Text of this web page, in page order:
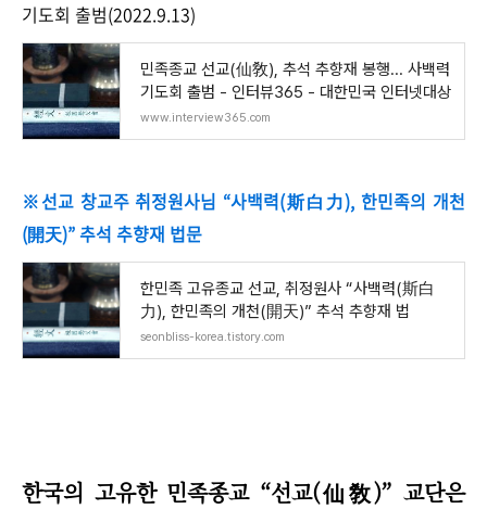
기도회 출범(2022.9.13)
민족종교 선교(仙敎), 추석 추향재 봉행... 사백력
기도회 출범 - 인터뷰365 - 대한민국 인터넷대상
www.interview365.com
※선교 창교주 취정원사님 “사백력(斯白力), 한민족의 개천
(開天)” 추석 추향재 법문
한민족 고유종교 선교, 취정원사 “사백력(斯白
力), 한민족의 개천(開天)” 추석 추향재 법
seonbliss-korea.tistory.com
한국의 고유한 민족종교 “선교(仙敎)” 교단은